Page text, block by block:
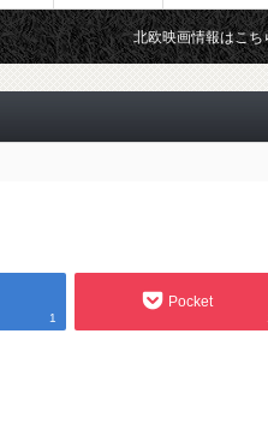
北欧映画情報はこちら♪ 目
1
Pocket